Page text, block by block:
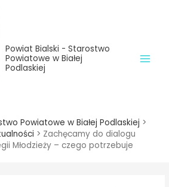
Powiat Bialski - Starostwo
Powiatowe w Białej
Podlaskiej
Powiatowe w Białej Podlaskiej >
> Zachęcamy do dialogu
Młodzieży – czego potrzebuje